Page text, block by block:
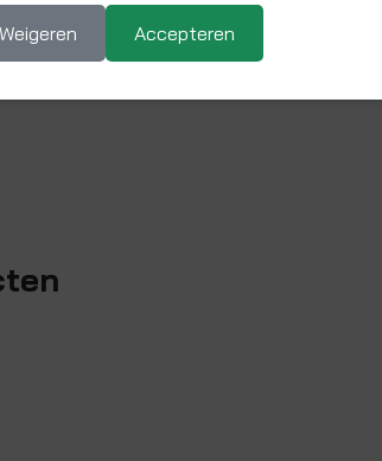
Weigeren Accepteren